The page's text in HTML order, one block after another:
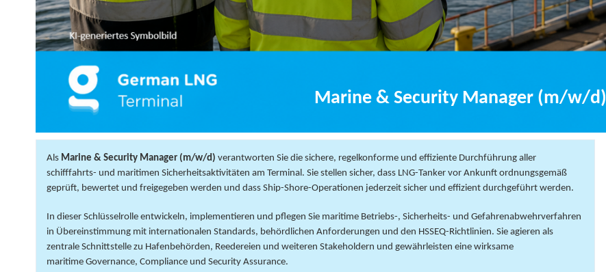
Marine & Security Manager (m/w/d)
Als Marine & Security Manager (m/w/d) verantworten Sie die sichere, regelkonforme und effiziente Durchführung aller
schifffahrts- und maritimen Sicherheitsaktivitäten am Terminal. Sie stellen sicher, dass LNG-Tanker vor Ankunft ordnungsgemäß
geprüft, bewertet und freigegeben werden und dass Ship-Shore-Operationen jederzeit sicher und effizient durchgeführt werden.
In dieser Schlüsselrolle entwickeln, implementieren und pflegen Sie maritime Betriebs-, Sicherheits- und Gefahrenabwehrverfahren
in Übereinstimmung mit internationalen Standards, behördlichen Anforderungen und den HSSEQ-Richtlinien. Sie agieren als
zentrale Schnittstelle zu Hafenbehörden, Reedereien und weiteren Stakeholdern und gewährleisten eine wirksame
maritime Governance, Compliance und Security Assurance.